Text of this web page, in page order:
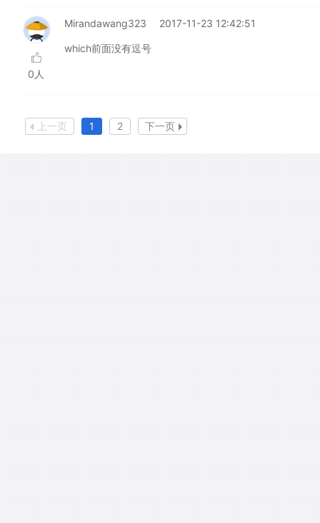
0人
Mirandawang323 2017-11-23 12:42:51
which前面没有逗号
上一页 1 2 下一页